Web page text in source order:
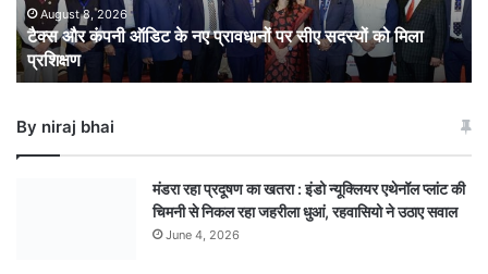
पर
सीए
सदस्यों
को
प्रशिक्षण
August 8, 2026
टैक्स और कंपनी ऑडिट के नए प्रावधानों पर सीए सदस्यों को मिला
प्रशिक्षण
By niraj bhai
मंडरा रहा प्रदूषण का खतरा : इंडो न्यूक्लियर एथेनॉल प्लांट की
चिमनी से निकल रहा जहरीला धुआं, रहवासियो ने उठाए सवाल
June 4, 2026